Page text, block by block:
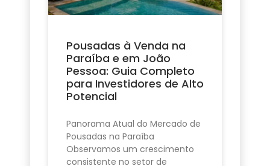
Pousadas à Venda na
Paraíba e em João
Pessoa: Guia Completo
para Investidores de Alto
Potencial
Panorama Atual do Mercado de
Pousadas na Paraíba
Observamos um crescimento
consistente no setor de